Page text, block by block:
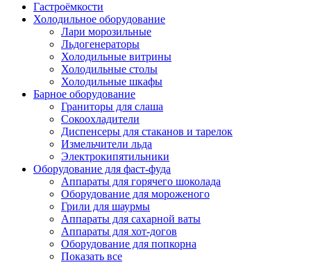
Гастроёмкости
Холодильное оборудование
Лари морозильные
Льдогенераторы
Холодильные витрины
Холодильные столы
Холодильные шкафы
Барное оборудование
Граниторы для слаша
Сокоохладители
Диспенсеры для стаканов и тарелок
Измельчители льда
Электрокипятильники
Оборудование для фаст-фуда
Аппараты для горячего шоколада
Оборудование для мороженого
Грили для шаурмы
Аппараты для сахарной ваты
Аппараты для хот-догов
Оборудование для попкорна
Показать все